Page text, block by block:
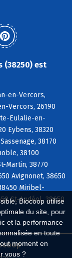
Biocoop utilise
du site, pour
et la performance
en toute
moment en
vous ?
(38250) est
en-Vercors,
Vercors, 26190
Eulalie-en-
Eybens, 38320
38170
38100
Martin, 38770
Avignonet, 38650
Miribel-
St-Andéol, 38650